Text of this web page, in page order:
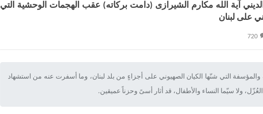
آية الله مکارم الشیرازی (دامت برکاته) عقب الهجمات الوحشية التي
علی لبنان
720
والمؤسفة التي شنّها الكيان الصهيوني على أجزاءٍ من بلد لبنان، وما أسفرت عنه من استشهاد
ولا سيّما النساء والأطفال، قد أثار أسىً وحزناً عميقين.‌